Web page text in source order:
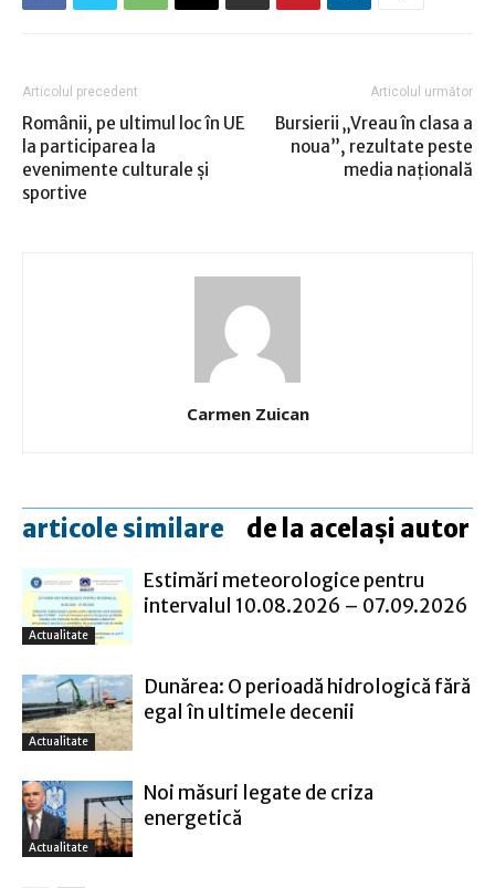
Articolul precedent
Românii, pe ultimul loc în UE
la participarea la
evenimente culturale şi
sportive
Articolul următor
Bursierii „Vreau în clasa a
noua”, rezultate peste
media naţională
Carmen Zuican
articole similare de la același autor
Actualitate
Estimări meteorologice pentru
intervalul 10.08.2026 – 07.09.2026
Actualitate
Dunărea: O perioadă hidrologică fără
egal în ultimele decenii
Actualitate
Noi măsuri legate de criza
energetică